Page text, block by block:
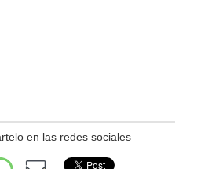
en las redes sociales